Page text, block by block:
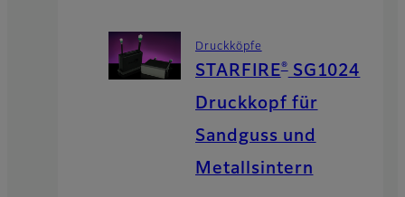
Druckköpfe
STARFIRE®SG1024
Druckkopf für
Sandguss und
Metallsintern